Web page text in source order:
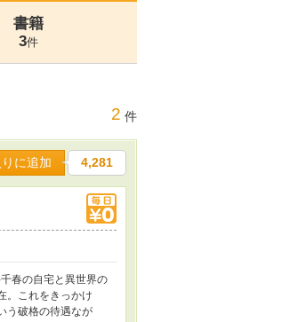
書籍
3件
2 件
に追加 4,281
春の自宅と異世界の
。これをきっかけ
う破格の待遇なが